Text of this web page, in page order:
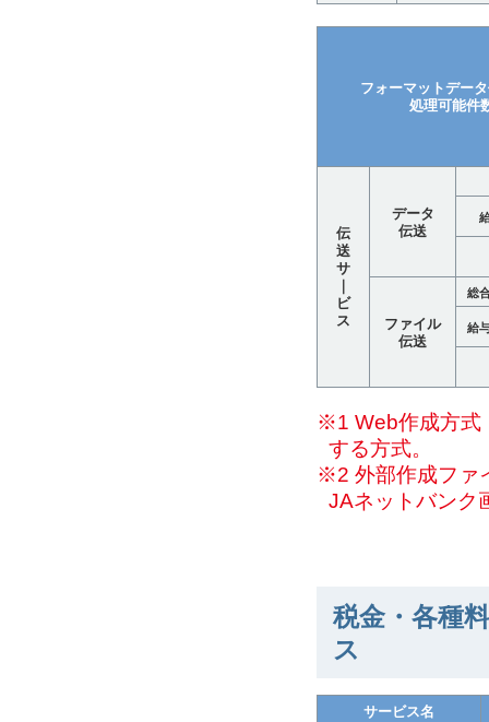
フォーマットデー
処理可能件
伝
送
サ
ビ
ス
データ
伝送
ファイル
伝送
総
給
※1 Web作成方式
する方式。
※2 外部作成ファ
JAネットバンク
税金・各種
ス
サービス名